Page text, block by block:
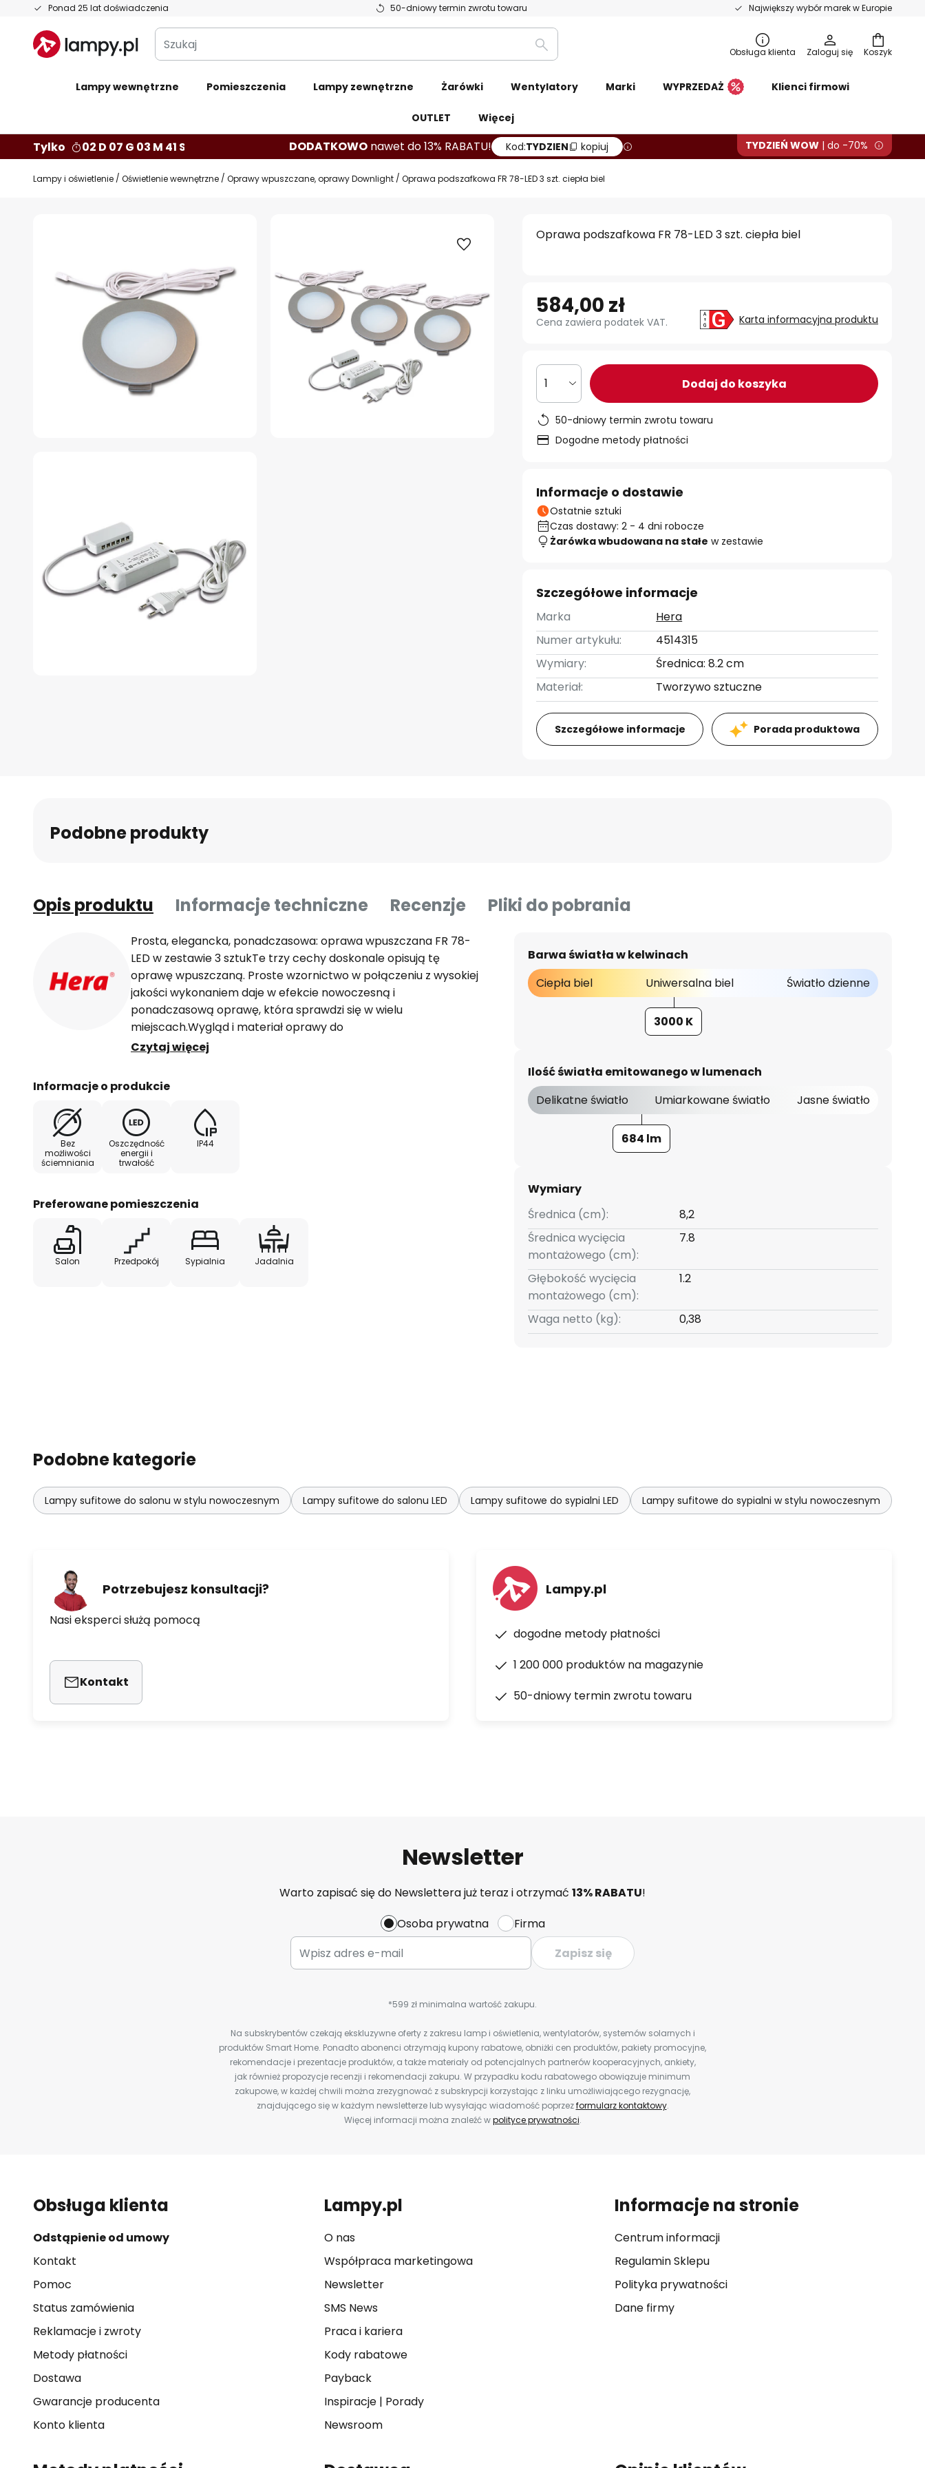
Ponad 25 lat doświadczenia 50-dniowy termin zwrotu towaru Największy wybór marek w Europie
Przejdź
treści
Koszyk
Szukaj
Szukaj
Obsługa klienta Zaloguj się
Lampy wewnętrzne Pomieszczenia Lampy zewnętrzne Żarówki Wentylatory Marki WYPRZEDAŻ Klienci firmowi
OUTLET Więcej
Tylko 02 D 07 G 03 M 40 S DODATKOWO nawet do 13% RABATU! Kod:TYDZIEN kopiuj TYDZIEŃ WOW | do -70%
Lampy i oświetlenie Oświetlenie wewnętrzne Oprawy wpuszczane, oprawy Downlight Oprawa podszafkowa FR 78-LED 3 szt. ciepła biel
galerii
Oprawa podszafkowa FR 78-LED 3 szt. ciepła biel
584,00 zł
Cena zawiera podatek VAT. Karta informacyjna produktu
1 Dodaj do koszyka
50-dniowy termin zwrotu towaru
Dogodne metody płatności
Informacje o dostawie
Ostatnie sztuki
Czas dostawy: 2 - 4 dni robocze
Żarówka wbudowana na stałe w zestawie
Szczegółowe informacje
Marka
Hera
Numer artykułu:
4514315
Wymiary:
Średnica: 8.2 cm
Materiał:
Tworzywo sztuczne
Szczegółowe informacje Porada produktowa
Podobne produkty
Opis produktu Informacje techniczne Recenzje Pliki do pobrania
Prosta, elegancka, ponadczasowa: oprawa wpuszczana FR 78-
LED w zestawie 3 sztukTe trzy cechy doskonale opisują tę
oprawę wpuszczaną. Proste wzornictwo w połączeniu z wysokiej
jakości wykonaniem daje w efekcie nowoczesną i
ponadczasową oprawę, która sprawdzi się w wielu
miejscach.Wygląd i materiał oprawy do
wbudowaniaPodstawowym kształtem trzech opraw jest okrąg.
przed diodą LED. Wokół tego okręgu pośrodku znajduje się
nierdzewnej.Technologia LED oprawyDiody LED działają bardzo
wydajnie i emitują ciepłe, białe światło. Niskie wydzielanie ciepła i
stopień ochrony IP44 przed bryzgami wody i pyłem pozwalają
również na zastosowanie w łazience.
Czytaj więcej
Informacje o produkcie
Bez
możliwości
ściemniania
Oszczędność
energii i
trwałość
IP44
Preferowane pomieszczenia
Salon Przedpokój Sypialnia Jadalnia
Barwa światła w kelwinach
Ciepła biel
Uniwersalna biel Światło dzienne
3000 K
Ilość światła emitowanego w lumenach
Delikatne światło
Umiarkowane światło Jasne światło
684 lm
Wymiary
Średnica (cm):
8,2
Średnica wycięcia
montażowego (cm):
7.8
Głębokość wycięcia
montażowego (cm):
1.2
Waga netto (kg): 0,38
Podobne kategorie
Lampy sufitowe do salonu w stylu nowoczesnym Lampy sufitowe do salonu LED Lampy sufitowe do sypialni LED Lampy sufitowe do sypialni w stylu nowoczesnym
Potrzebujesz konsultacji?
Nasi eksperci służą pomocą
Kontakt
Lampy.pl
dogodne metody płatności
1 200 000 produktów na magazynie
50-dniowy termin zwrotu towaru
Newsletter
Warto zapisać się do Newslettera już teraz i otrzymać 13% RABATU!
Osoba prywatna
Firma
Zapisz się
*599 zł minimalna wartość zakupu.
Na subskrybentów czekają ekskluzywne oferty z zakresu lamp i oświetlenia, wentylatorów, systemów solarnych i
produktów Smart Home. Ponadto abonenci otrzymają kupony rabatowe, obniżki cen produktów, pakiety promocyjne,
rekomendacje i prezentacje produktów, a także materiały od potencjalnych partnerów kooperacyjnych, ankiety,
jak również propozycje recenzji i rekomendacji zakupu. W przypadku kodu rabatowego obowiązuje minimum
zakupowe, w każdej chwili można zrezygnować z subskrypcji korzystając z linku umożliwiającego rezygnację,
znajdującego się w każdym newsletterze lub wysyłając wiadomość poprzezformularz kontaktowy.
Więcej informacji można znaleźć wpolityce prywatności.
Obsługa klienta
Odstąpienie od umowy
Kontakt
Pomoc
Status zamówienia
Reklamacje i zwroty
Metody płatności
Dostawa
Gwarancje producenta
Konto klienta
Lampy.pl
O nas
Współpraca marketingowa
Newsletter
SMS News
Praca i kariera
Kody rabatowe
Payback
Inspiracje| Porady
Newsroom
Informacje na stronie
Centrum informacji
Regulamin Sklepu
Polityka prywatności
Dane firmy